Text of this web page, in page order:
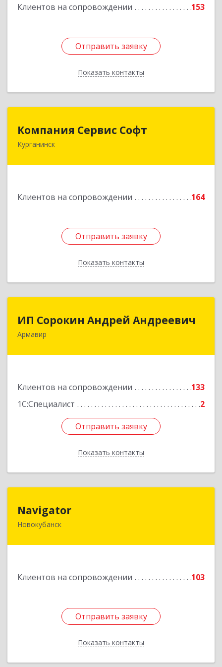
Клиентов на сопровождении 153
Отправить заявку
Показать контакты
Подробнее
Отправить заявку
Назад
Компания Сервис Софт
Курганинск
Клиентов на сопровождении 164
Отправить заявку
Показать контакты
Компания Сервис Софт
352430, Краснодарский край, Курганинск г,
Отправить заявку
Назад
ИП Сорокин Андрей Андреевич
Армавир
Клиентов на сопровождении
133
1С:Специалист
2
Отправить заявку
Показать контакты
ИП Сорокин Андрей Андреевич
Отправить заявку
Назад
Navigator
Новокубанск
Клиентов на сопровождении 103
Отправить заявку
Показать контакты
352240, Краснодарский край, Новокубанск г,
Отправить заявку
Назад